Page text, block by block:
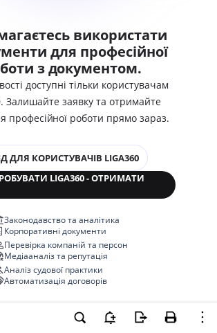
використати
для професійної
з документом.
доступні тільки користувачам
Залишайте заявку та отримайте
професійної роботи прямо зараз.
ДЛЯ КОРИСТУВАЧІВ LIGA360
LIGA360 - ОТРИМАТИ
Законодавство та аналітика
Корпоративні документи
Перевірка компаній та персон
Медіааналіз та репутація
Аналіз судової практики
Автоматизація договорів
LIGA360 ЗМІНЮЄ ВСЕ!